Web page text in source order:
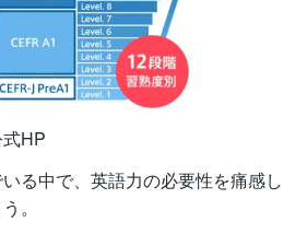
HP
る中で、英語力の必要性を痛感し
。